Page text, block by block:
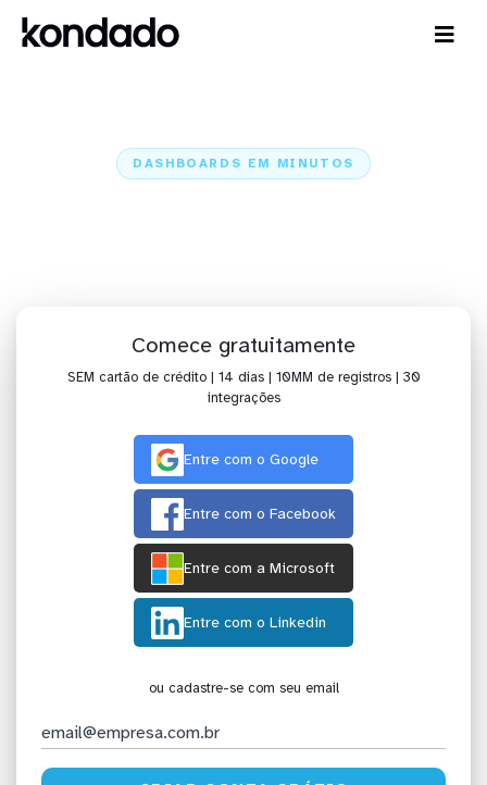
DASHBOARDS EM MINUTOS
Comece gratuitamente
SEM cartão de crédito | 14 dias | 10MM de registros | 30
integrações
Entre com o Google
Entre com o Facebook
Entre com a Microsoft
Entre com o Linkedin
ou cadastre-se com seu email